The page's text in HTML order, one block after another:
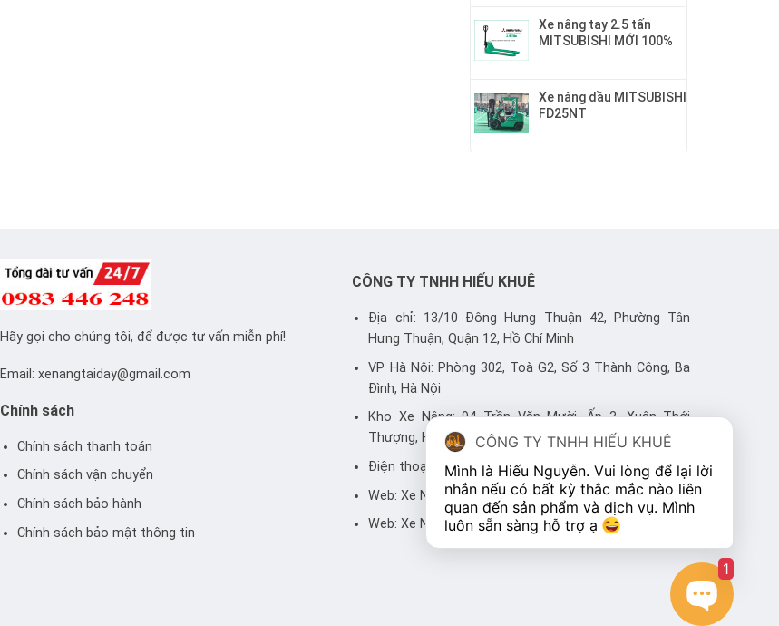
Xe nâng tay 2.5 tấn
MITSUBISHI MỚI 100%
Xe nâng dầu MITSUBISHI
FD25NT
Hãy gọi cho chúng tôi, để được tư vấn miễn phí!
Email:xenangtaiday@gmail.com
Chính sách
Chính sách thanh toán
Chính sách vận chuyển
Chính sách bảo hành
Chính sách bảo mật thông tin
CÔNG TY TNHH HIẾU KHUÊ
Địa chỉ: 13/10 Đông Hưng Thuận 42, Phường Tân
Hưng Thuận, Quận 12, Hồ Chí Minh
VP Hà Nội: Phòng 302, Toà G2, Số 3 Thành Công, Ba
Đình, Hà Nội
Kho Xe Nâng: 94 Trần Văn Mười, Ấp 3, Xuân Thới
Thượng, Hóc Môn, Thành phố Hồ Chí Minh
Điện thoại: 0983 446 248 - 0905 700 499
Web:Xe Nâng
Web:Xe Nâng Hiếu Khuê
CÔNG TY TNHH HIẾU KHUÊ
Mình là Hiếu Nguyễn. Vui lòng để lại lời
nhắn nếu có bất kỳ thắc mắc nào liên
quan đến sản phẩm và dịch vụ. Mình
luôn sẵn sàng hỗ trợ ạ
1